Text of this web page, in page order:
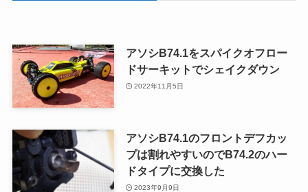
アソシB74.1をスパイクオフロー
ドサーキットでシェイクダウン
2022年11月5日
アソシB74.1のフロントデフカッ
プは割れやすいのでB74.2のハー
ドタイプに交換した
2023年9月9日